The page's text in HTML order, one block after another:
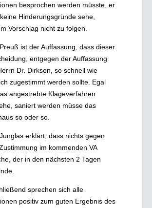
besprochen werden müsste, er
Hinderungsgründe sehe,
Vorschlag nicht zu folgen.
ist der Auffassung, dass dieser
entgegen der Auffassung
Dr. Dirksen, so schnell wie
zugestimmt werden sollte. Egal
angestrebte Klageverfahren
saniert werden müsse das
so oder so.
erklärt, dass nichts gegen
im kommenden VA
der in den nächsten 2 Tagen
sprechen sich alle
positiv zum guten Ergebnis des